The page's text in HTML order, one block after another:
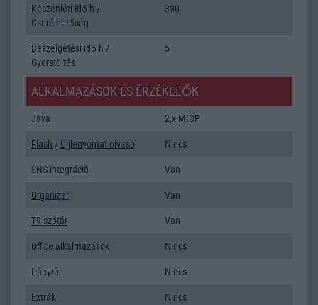
Készenléti idő h /
Cserélhetőség
390
Beszélgetési idő h /
Gyorstöltés
5
ALKALMAZÁSOK ÉS ÉRZÉKELŐK
Java 2,x MIDP
Flash / Ujjlenyomat olvasó Nincs
SNS integráció Van
Organizer Van
T9 szótár Van
Office alkalmazások Nincs
Iránytũ Nincs
Extrák Nincs